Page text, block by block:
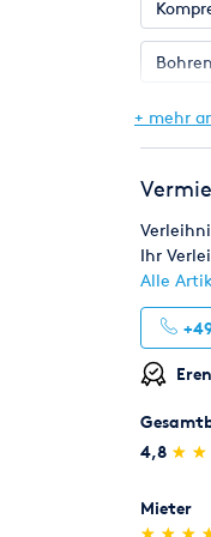
+ mehr
Ihr
Alle
4,8 (*)
★
★
(*) ★
★
(*)
(*)
(*)
Mieter
(*)
★
★
(*) ★
★
(*) ★
★
(*)
(*)